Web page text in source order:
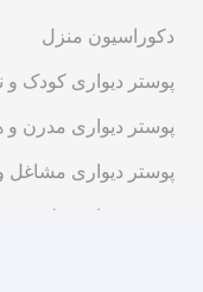
دکوراسیون منزل
پوستر دیواری کودک و
پوستر دیواری مدرن و
پوستر دیواری مشاغل
پوستر دیواری طبیعت